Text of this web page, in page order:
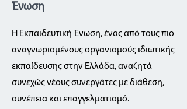
Ένωση
Η Εκπαιδευτική Ένωση, ένας από τους πιο
αναγνωρισμένους οργανισμούς ιδιωτικής
εκπαίδευσης στην Ελλάδα, αναζητά
συνεχώς νέους συνεργάτες με διάθεση,
συνέπεια και επαγγελματισμό.